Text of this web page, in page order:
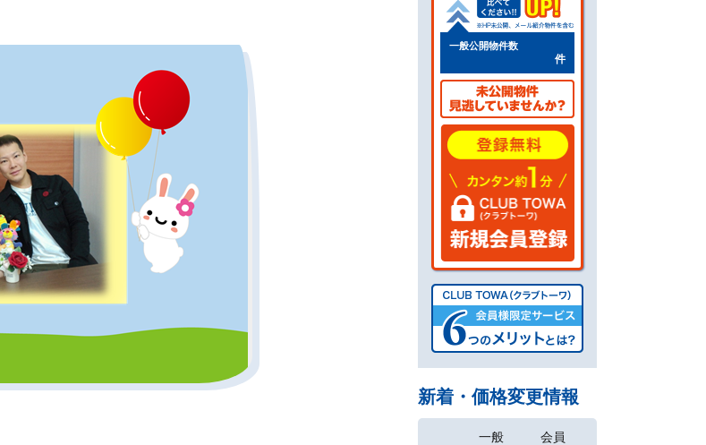
一般公開物件数
件
新着・価格変更情報
一般 会員